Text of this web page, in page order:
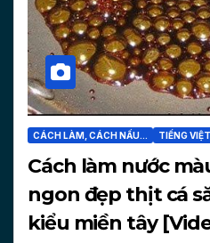
CÁCH LÀM, CÁCH NẤU... TIẾNG VIỆT
Cách làm nước
ngon đẹp thịt cá
kiểu miền tây